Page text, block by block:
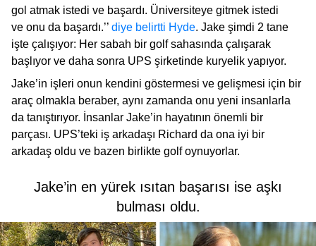
gol atmak istedi ve başardı. Üniversiteye gitmek istedi
ve onu da başardı.’’ diye belirtti Hyde. Jake şimdi 2 tane
işte çalışıyor: Her sabah bir golf sahasında çalışarak
başlıyor ve daha sonra UPS şirketinde kuryelik yapıyor.
Jake’in işleri onun kendini göstermesi ve gelişmesi için bir
araç olmakla beraber, aynı zamanda onu yeni insanlarla
da tanıştırıyor. İnsanlar Jake’in hayatının önemli bir
parçası. UPS’teki iş arkadaşı Richard da ona iyi bir
arkadaş oldu ve bazen birlikte golf oynuyorlar.
Jake’in en yürek ısıtan başarısı ise aşkı
bulması oldu.